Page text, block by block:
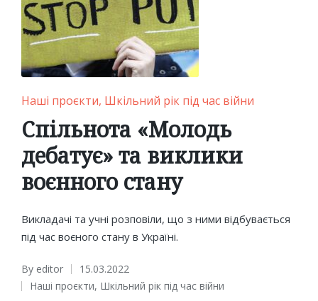
Posted
in
Наші проєкти Шкільний рік під час війни
Спільнота «Молодь
дебатує» та виклики
воєнного стану
Викладачі та учні розповіли, що з ними відбувається
під час воєного стану в Україні.
Posted
by
By editor
15.03.2022
Posted
Наші проєкти, Шкільний рік під час війни